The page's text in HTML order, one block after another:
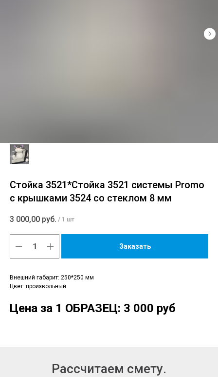
Стойка 3521*Стойка 3521 системы Promo
с крышками 3524 со стеклом 8 мм
3 000,00 руб. / 1 шт
Заказать
Внешний габарит: 250*250 мм
Цвет: произвольный
Цена за 1 ОБРАЗЕЦ: 3 000 руб
Рассчитаем смету.